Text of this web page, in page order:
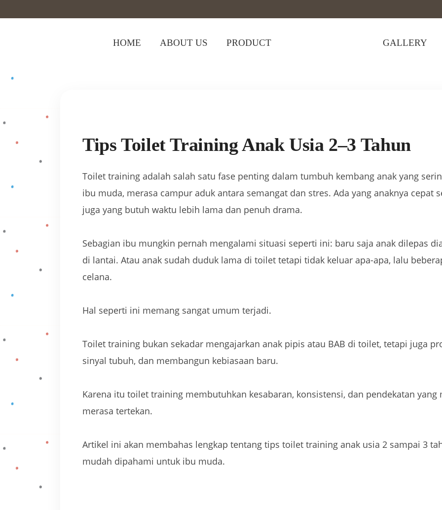
HOME ABOUT US PRODUCT GALLERY
Tips Toilet Training Anak Usia 2–3 Tahun
Toilet training adalah salah satu fase penting dalam tumbuh kembang anak yang
ibu muda, merasa campur aduk antara semangat dan stres. Ada yang anaknya cepat
juga yang butuh waktu lebih lama dan penuh drama.
Sebagian ibu mungkin pernah mengalami situasi seperti ini: baru saja anak dilepas
di lantai. Atau anak sudah duduk lama di toilet tetapi tidak keluar apa-apa, lalu
celana.
Hal seperti ini memang sangat umum terjadi.
Toilet training bukan sekadar mengajarkan anak pipis atau BAB di toilet, tetapi juga
sinyal tubuh, dan membangun kebiasaan baru.
Karena itu toilet training membutuhkan kesabaran, konsistensi, dan pendekatan yang
merasa tertekan.
Artikel ini akan membahas lengkap tentang tips toilet training anak usia 2 sampai 3
mudah dipahami untuk ibu muda.